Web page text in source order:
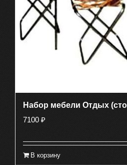
Набор мебели Отдых
7100 ₽
В корзину